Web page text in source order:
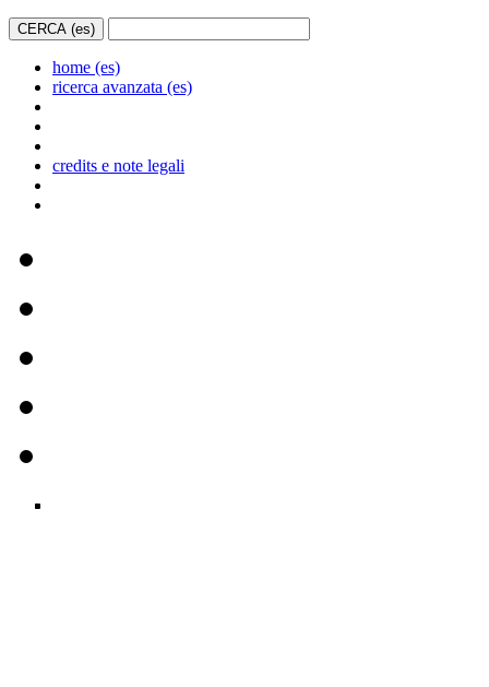
home (es)
ricerca avanzata (es)
credits e note legali